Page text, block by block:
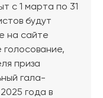
с 1 марта по 31
будут
на сайте
приза
гала-
года в